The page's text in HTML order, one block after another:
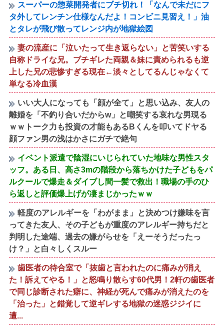
スーパーの惣菜開発者にブチ切れ！「なんで未だにフ
タ外してレンチン仕様なんだよ！コンビニ見習え！」油
とタレが飛び散ってレンジ内が地獄絵図
妻の流産に「泣いたって生き返らない」と苦笑いする
自称ドライな兄。ブチギレた両親＆妹に責められるも逆
上した兄の悲惨すぎる現在←淡々としてるんじゃなくて
単なる冷血漢
いい大人になっても「顔が全て」と思い込み、友人の
離婚を「不釣り合いだからw」と嘲笑する哀れな男現る
ｗｗトーク力も投資の才能もあるBくんを叩いてドヤる
顔ファン男の浅はかさにガチで絶句
イベント派遣で陰湿にいじられていた地味な男性スタ
ッフ。ある日、高さ3mの階段から落ちかけた子どもをパ
ルクールで爆走＆ダイブし間一髪で救出！職場の手のひ
ら返しと評価爆上げが凄まじかったｗｗ
軽度のアレルギーを「わがまま」と決めつけ嫌味を言
ってきた友人、その子どもが重度のアレルギー持ちだと
判明した途端、過去の嫌がらせを「えーそうだったっ
け？」と白々しくスルー
歯医者の待合室で「抜歯と言われたのに痛みが消え
た！訴えてやる！」と怒鳴り散らす60代男！2軒の歯医者
で同じ診断された癖に、神経が死んで痛みが消えたのを
「治った」と錯覚して逆ギレする地獄の迷惑ジジイに
遭...